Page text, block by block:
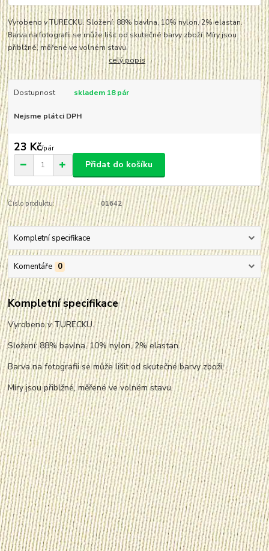
Vyrobeno v TURECKU. Složení: 88% bavlna, 10% nylon, 2% elastan.
Barva na fotografii se může lišit od skutečné barvy zboží. Míry jsou
přiblžné, měřené ve volném stavu.
celý popis
Dostupnost skladem 18 pár
Nejsme plátci DPH
23 Kč/pár
Přidat do košíku
Číslo produktu: 01642
Kompletní specifikace
Komentáře 0
Kompletní specifikace
Vyrobeno v TURECKU.
Složení: 88% bavlna, 10% nylon, 2% elastan.
Barva na fotografii se může lišit od skutečné barvy zboží.
Míry jsou přiblžné, měřené ve volném stavu.